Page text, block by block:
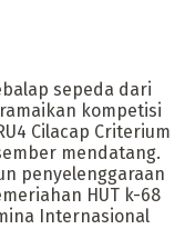
sepeda dari
kompetisi
Cilacap Criterium
mendatang.
penyelenggaraan
HUT k-68
Internasional